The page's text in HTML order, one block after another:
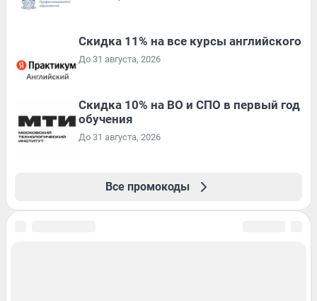
Скидка 11% на все курсы английского
До 31 августа, 2026
Скидка 10% на ВО и СПО в первый год
обучения
До 31 августа, 2026
Все промокоды